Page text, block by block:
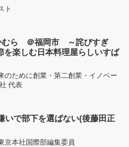
ト
むら ＠福岡市 ～詫びすぎ
を楽しむ日本料理屋らしいすば
のために創業・第二創業・イノベー
代表
いで部下を選ばない(後藤田正
京本社国際部編集委員